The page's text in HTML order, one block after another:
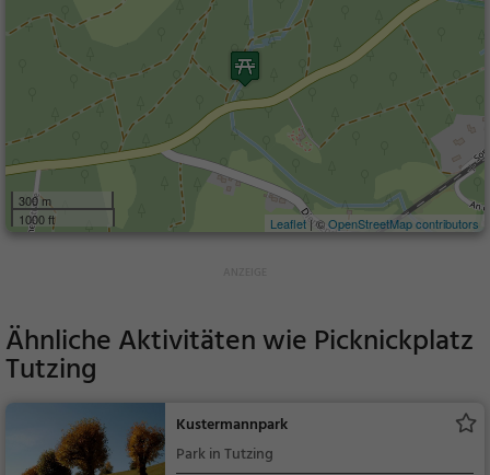
300 m
1000 ft
Leaflet| ©OpenStreetMap contributors
Ähnliche Aktivitäten wie Picknickplatz
Tutzing
Kustermannpark
Park in Tutzing